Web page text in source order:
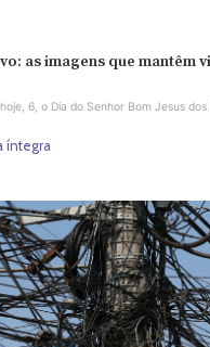
as imagens que mantêm
6, o Dia do Senhor Bom Jesus
íntegra